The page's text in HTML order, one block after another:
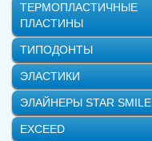
ТЕРМОПЛАСТИЧНЫЕ
ПЛАСТИНЫ
ТИПОДОНТЫ
ЭЛАСТИКИ
ЭЛАЙНЕРЫ STAR SMILE
EXCEED